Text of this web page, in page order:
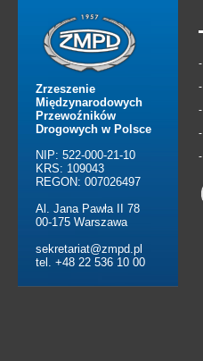
Zrzeszenie
Międzynarodowych
Przewoźników
Drogowych w Polsce
NIP: 522-000-21-10
KRS: 109043
REGON: 007026497
Al. Jana Pawła II 78
00-175 Warszawa
sekretariat@zmpd.pl
tel. +48 22 536 10 00
-
-
-
-
-